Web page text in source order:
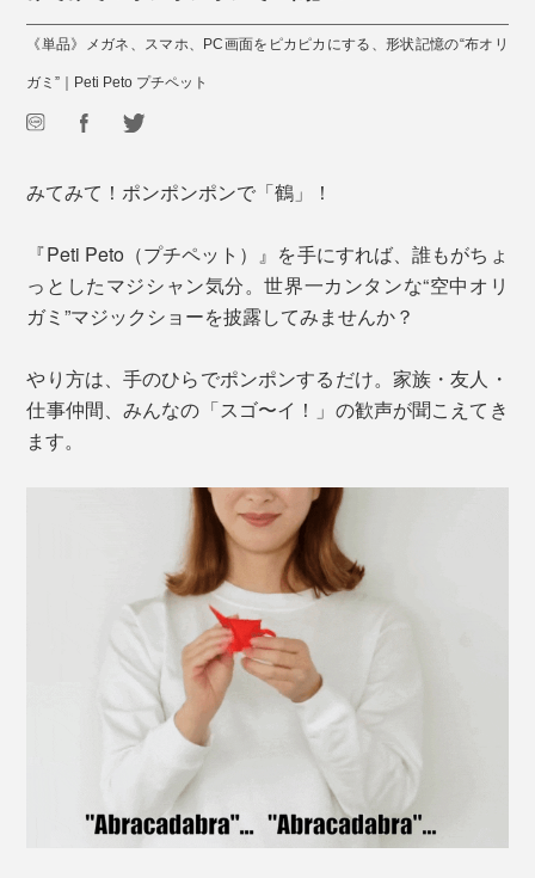
《単品》メガネ、スマホ、PC画面をピカピカにする、形状記憶の“布オリ
ガミ”｜Peti Peto プチペット
みてみて！ポンポンポンで「鶴」！
『Peti Peto（プチペット）』を手にすれば、誰もがちょ
っとしたマジシャン気分。世界一カンタンな“空中オリ
ガミ”マジックショーを披露してみませんか？
やり方は、手のひらでポンポンするだけ。家族・友人・
仕事仲間、みんなの「スゴ〜イ！」の歓声が聞こえてき
ます。